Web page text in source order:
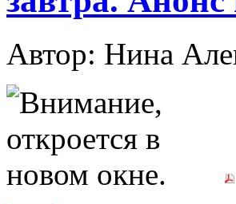
Автор: Нина